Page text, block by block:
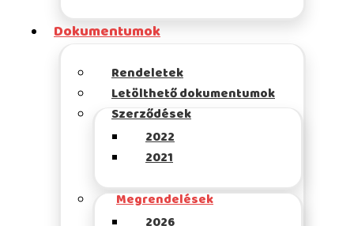
Dokumentumok
Rendeletek
Letölthető dokumentumok
Szerződések
2022
2021
Megrendelések